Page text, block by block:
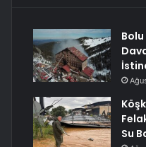
Bolu
Su